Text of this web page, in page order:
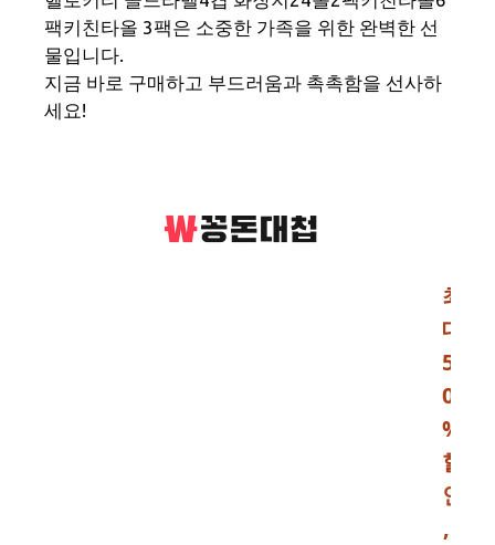
팩키친타올 3팩은 소중한 가족을 위한 완벽한 선
물입니다.
지금 바로 구매하고 부드러움과 촉촉함을 선사하
세요!
최
대
5
0
%
할
인
,